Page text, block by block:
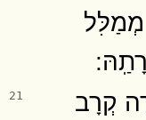
מְמַלִּל
׃
21
קְרָב